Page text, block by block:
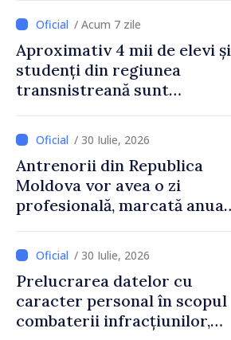
/ Acum 7 zile
Aproximativ 4 mii de elevi și
studenți din regiunea
transnistreană sunt
educațional național
/ 30 Iulie, 2026
Antrenorii din Republica
Moldova vor avea o zi
profesională, marcată anual
/ 30 Iulie, 2026
Prelucrarea datelor cu
caracter personal în scopul
combaterii infracțiunilor,